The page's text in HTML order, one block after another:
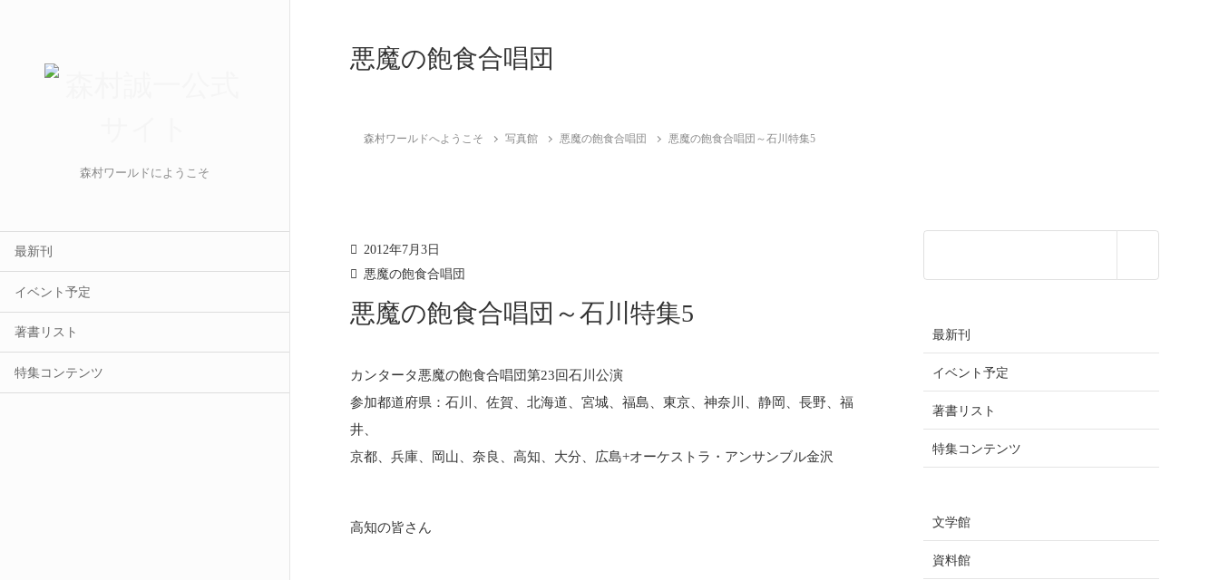
森村ワールドにようこそ
最新刊
イベント予定
著書リスト
特集コンテンツ
悪魔の飽食合唱団
森村ワールドへようこそ 写真館 悪魔の飽食合唱団 悪魔の飽食合唱団～石川特集5
2012年7月3日
悪魔の飽食合唱団
悪魔の飽食合唱団～石川特集5
カンタータ悪魔の飽食合唱団第23回石川公演
参加都道府県：石川、佐賀、北海道、宮城、福島、東京、神奈川、静岡、長野、福
井、
京都、兵庫、岡山、奈良、高知、大分、広島+オーケストラ・アンサンブル金沢
高知の皆さん
最新刊
イベント予定
著書リスト
特集コンテンツ
文学館
資料館